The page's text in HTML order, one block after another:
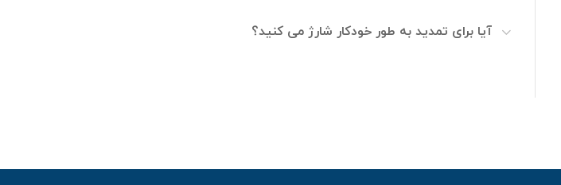
آیا برای تمدید به طور خودکار شارژ می کنید؟